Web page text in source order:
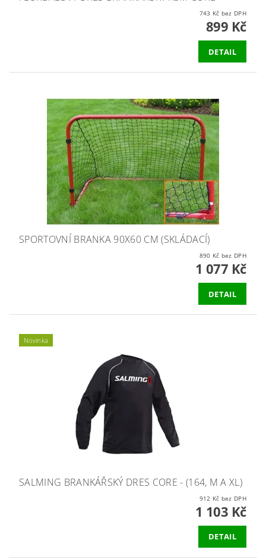
743 Kč bez DPH
899 Kč
DETAIL
SPORTOVNÍ BRANKA 90X60 CM (SKLÁDACÍ)
890 Kč bez DPH
1 077 Kč
DETAIL
Novinka
SALMING BRANKÁŘSKÝ DRES CORE - (164, M A XL)
912 Kč bez DPH
1 103 Kč
DETAIL